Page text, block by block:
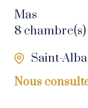
Nos
en
location
Mas
8 chambre(s)
Saint-
Nous